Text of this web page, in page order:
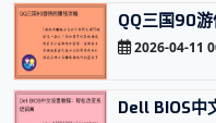
QQ三国90
2026-04-11
Dell BIOS中